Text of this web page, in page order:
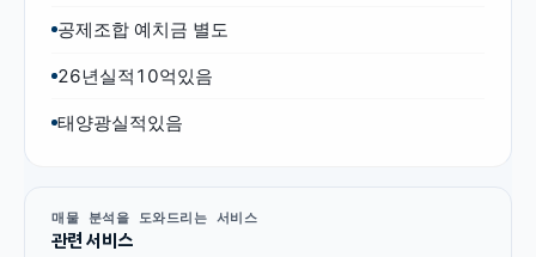
공제조합 예치금 별도
26년실적10억있음
태양광실적있음
매물 분석을 도와드리는 서비스
관련 서비스